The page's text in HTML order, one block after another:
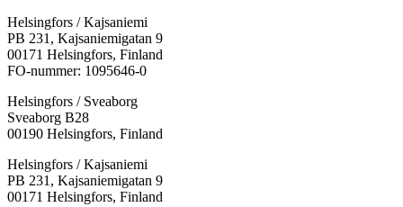
Helsingfors / Kajsaniemi
PB 231, Kajsaniemigatan 9
00171 Helsingfors, Finland
FO-nummer: 1095646-0
Helsingfors / Sveaborg
Sveaborg B28
00190 Helsingfors, Finland
Facebook:
Öppnas
i
Instagram:
Öppnas
i
TikTok:
Öppnas
i
Youtube:
Öppnas
i
Vimeo:
Öppnas
i
Helsingfors / Kajsaniemi
PB 231, Kajsaniemigatan 9
00171 Helsingfors, Finland